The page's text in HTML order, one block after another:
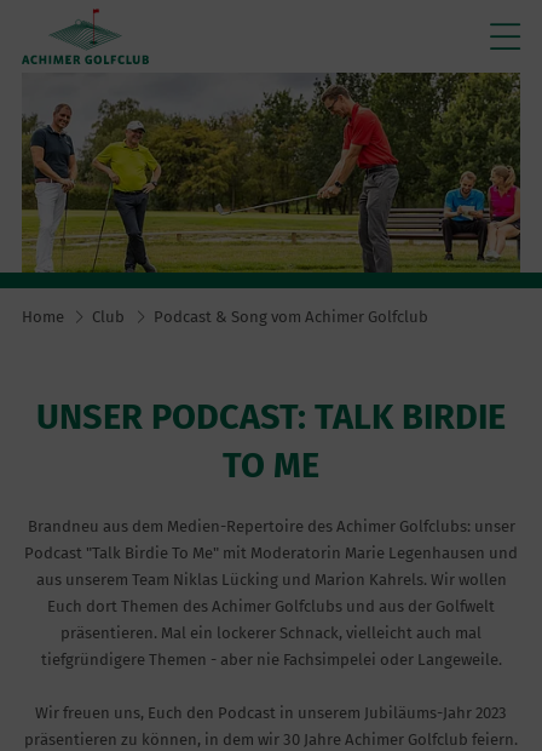
Home Club Podcast & Song vom Achimer Golfclub
UNSER PODCAST: TALK BIRDIE
TO ME
Brandneu aus dem Medien-Repertoire des Achimer Golfclubs: unser
Podcast "Talk Birdie To Me" mit Moderatorin Marie Legenhausen und
aus unserem Team Niklas Lücking und Marion Kahrels. Wir wollen
Euch dort Themen des Achimer Golfclubs und aus der Golfwelt
präsentieren. Mal ein lockerer Schnack, vielleicht auch mal
tiefgründigere Themen - aber nie Fachsimpelei oder Langeweile.
Wir freuen uns, Euch den Podcast in unserem Jubiläums-Jahr 2023
präsentieren zu können, in dem wir 30 Jahre Achimer Golfclub feiern.